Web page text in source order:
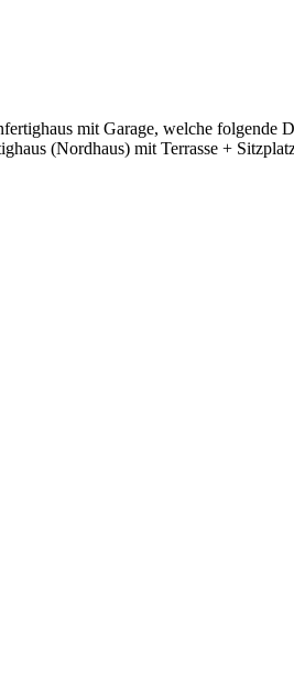
mit Garage, welche folgende
(Nordhaus) mit Terrasse +